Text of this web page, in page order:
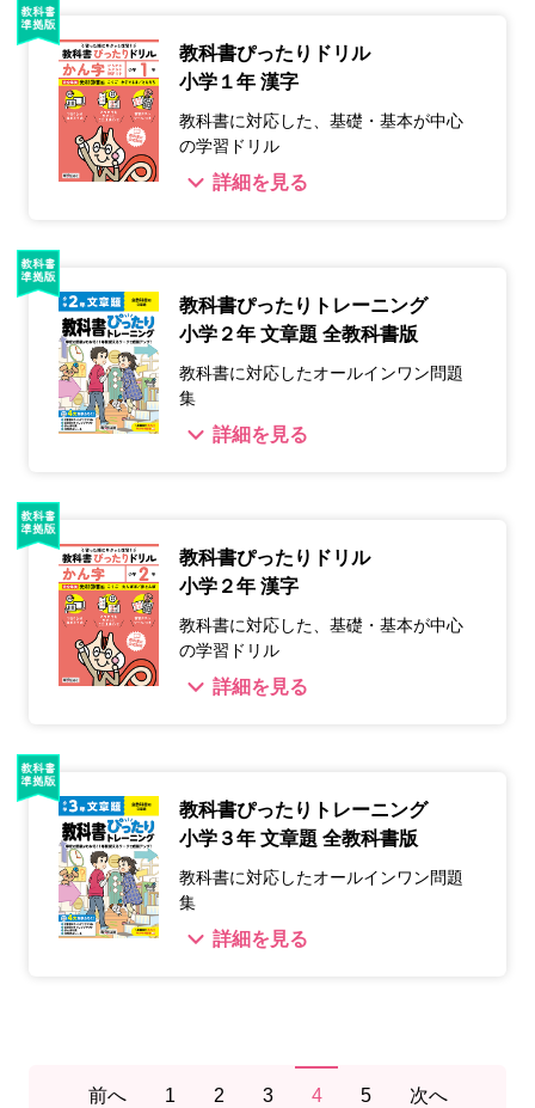
教科書ぴったりドリル
小学１年 漢字
教科書に対応した、基礎・基本が中心
の学習ドリル
詳細を見る
教科書ぴったりトレーニング
小学２年 文章題 全教科書版
教科書に対応したオールインワン問題
集
詳細を見る
教科書ぴったりドリル
小学２年 漢字
教科書に対応した、基礎・基本が中心
の学習ドリル
詳細を見る
教科書ぴったりトレーニング
小学３年 文章題 全教科書版
教科書に対応したオールインワン問題
集
詳細を見る
前へ 1 2 3 4 5 次へ